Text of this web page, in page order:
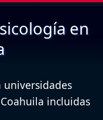
en
universidades
incluidas